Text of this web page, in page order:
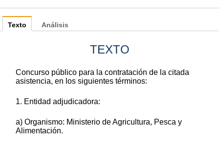
Texto
TEXTO
Concurso público para la contratación de la citada
asistencia, en los siguientes términos:
1. Entidad adjudicadora:
a) Organismo: Ministerio de Agricultura, Pesca y
Alimentación.
Análisis